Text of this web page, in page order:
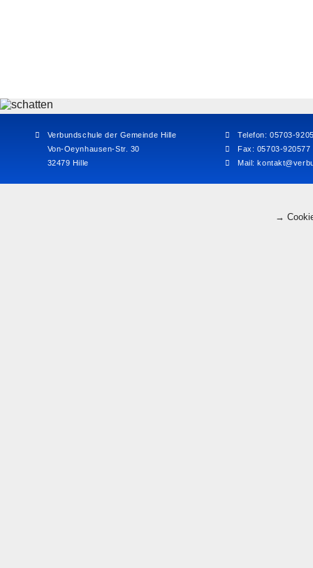
Verbundschule der Gemeinde Hille
Von-Oeynhausen-Str. 30
32479 Hille
Telefon: 05703-
Fax: 05703-920577
Mail:
→